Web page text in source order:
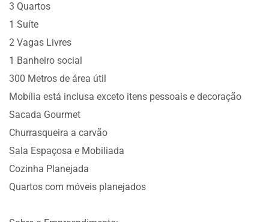
3 Quartos
1 Suíte
2 Vagas Livres
1 Banheiro social
300 Metros de área útil
Mobília está inclusa exceto itens pessoais e decoração
Sacada Gourmet
Churrasqueira a carvão
Sala Espaçosa e Mobiliada
Cozinha Planejada
Quartos com móveis planejados